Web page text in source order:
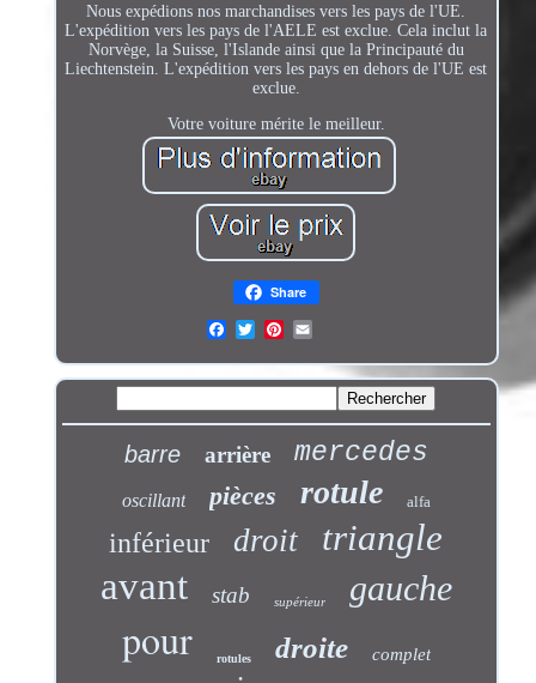
Nous expédions nos marchandises vers les pays de l'UE.
L'expédition vers les pays de l'AELE est exclue. Cela inclut la
Norvège, la Suisse, l'Islande ainsi que la Principauté du
Liechtenstein. L'expédition vers les pays en dehors de l'UE est
exclue.
Votre voiture mérite le meilleur.
Share
barre arrière mercedes
oscillant pièces rotule alfa
inférieur droit triangle
avant stab supérieur gauche
pour rotules droite complet